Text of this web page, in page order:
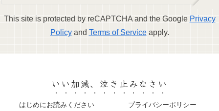
This site is protected by reCAPTCHA and the Google Privacy
Policyand Terms of Serviceapply.
いい加減、泣き止みなさい
はじめにお読みください プライバシーポリシー